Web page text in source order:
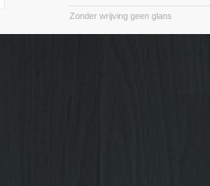
Zonder wrijving geen glans